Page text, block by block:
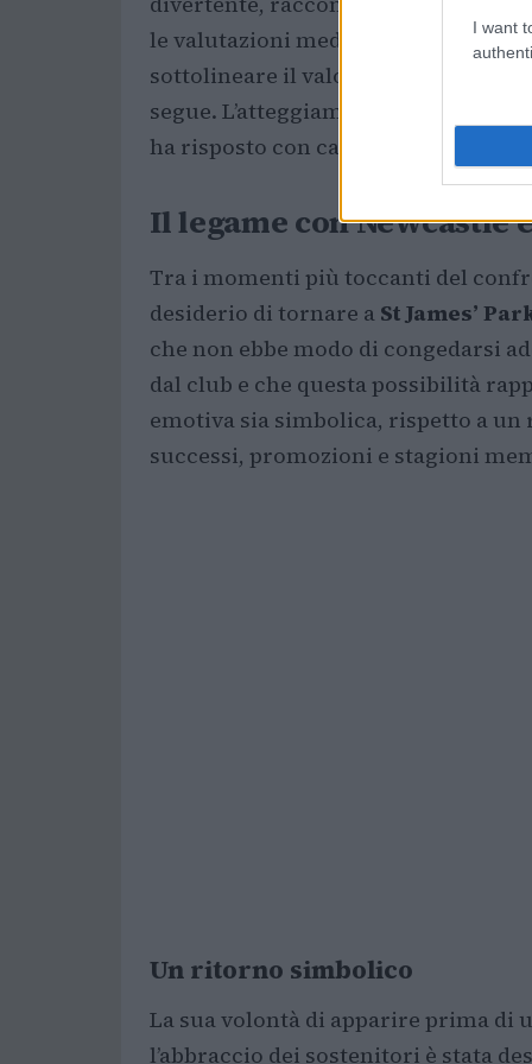
I want
le valutazioni mediche. Pur
sottolineare il valore dell’assistenza
segue. L’atteggiamento di Keegan
ha risposto con calore e affetto.
Il legame con
Tra i momenti più toccanti del
desiderio di tornare a St James’
che non ebbe modo di congedarsi
dal club e che questa possibilità
emotiva sia simbolica, rispetto a
successi, promozioni e stagioni
Un ritorno simbolico
La sua volontà di apparire prima di
l’abbraccio dei sostenitori è stata